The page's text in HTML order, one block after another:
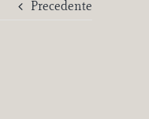
Precedente